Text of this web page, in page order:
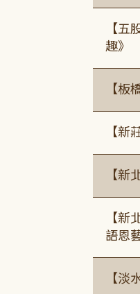
【五
趣》
【板
【新
【新
【
語恩
【淡